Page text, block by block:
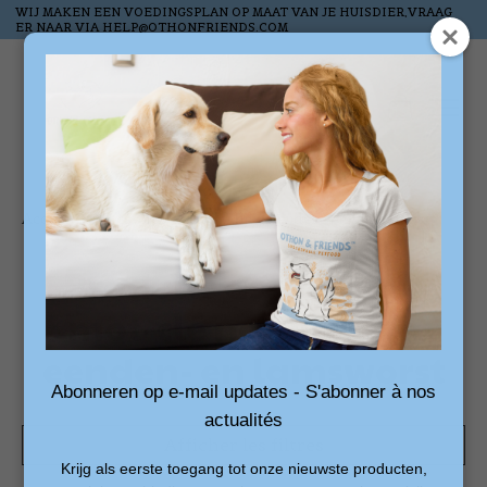
WIJ MAKEN EEN VOEDINGSPLAN OP MAAT VAN JE HUISDIER,VRAAG
ER NAAR VIA HELP@OTHONFRIENDS.COM
Liste de
Accueil / Mots-clés / natuurlijke eenden- en lamsworst
Produits associés au
mot-clé natuurlijke
Abonneren op e-mail updates - S'abonner à nos
actualités
Krijg als eerste toegang tot onze nieuwste producten,